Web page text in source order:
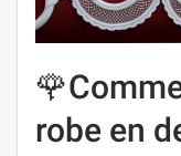
robe en